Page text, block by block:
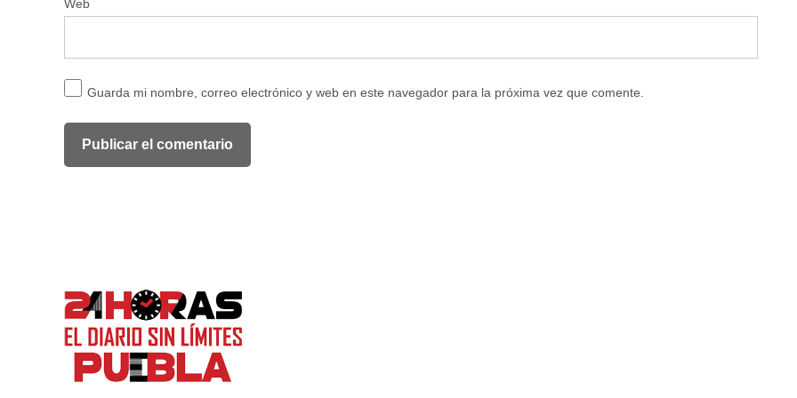
Web
Guarda mi nombre, correo electrónico y web en este navegador para la próxima vez que comente.